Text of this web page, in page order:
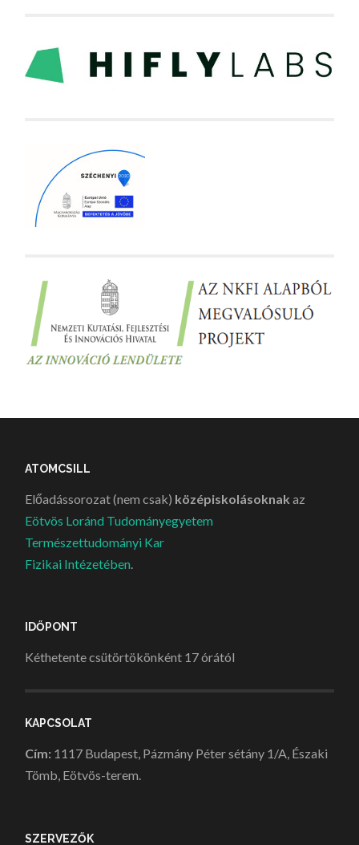
ATOMCSILL
Előadássorozat (nem csak) középiskolásoknak az
Eötvös Loránd Tudományegyetem
Természettudományi Kar
Fizikai Intézetében
IDŐPONT
Kéthetente csütörtökönként 17 órától
KAPCSOLAT
Cím: 1117 Budapest, Pázmány Péter sétány 1/A, Északi
Tömb, Eötvös-terem.
SZERVEZŐK